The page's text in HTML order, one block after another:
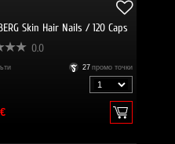
Skin Hair Nails / 120 Caps
0.0
27 промо точки